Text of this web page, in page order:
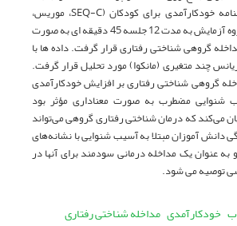
(BAI، 1988) و پرسشنامه خودکارآمدی برای کودکان (SEQ-C، موریس،
2001) استفاده شد. گروه آزمایش به مدت 12 جلسه 45 دقیقه­ ای به ­صورت
گروهی شناختی رفتاری قرار گرفت. داده ­ها با
چند متغیری (مانکوا) مورد تحلیل قرار گرفت.
گروهی شناختی رفتاری بر افزایش خودکارآمدی
شنوایی مضطرب به صورت معناداری مؤثر بود
می‌کند که درمان شناختی رفتاری گروهی می‌تواند
دانش ­آموزان مبتلا به آسیب شنوایی با نشانه‌های
به ­عنوان یک مداخله درمانی سودمند برای آن­ها در
توصیه می ­شود.
خودکارآمدی مداخله شناختی رفتاری